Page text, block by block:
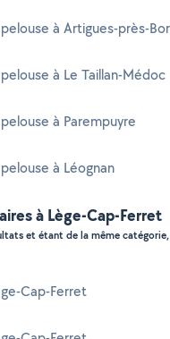
à Artigues-près-
à Le Taillan-Médoc
à Parempuyre
à Léognan
à Lège-Cap-Ferret
et étant de la même
Cap-Ferret